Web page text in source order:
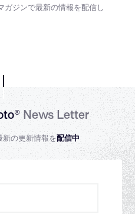
ガジンで最新の情報を配信し
News Letter
新の更新情報を配信中